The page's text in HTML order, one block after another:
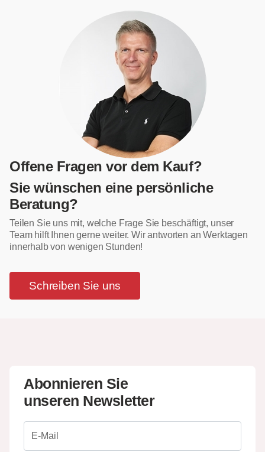
Offene Fragen vor dem Kauf?
Sie wünschen eine persönliche
Beratung?
Teilen Sie uns mit, welche Frage Sie beschäftigt, unser
Team hilft Ihnen gerne weiter. Wir antworten an Werktagen
innerhalb von wenigen Stunden!
Schreiben Sie uns
Abonnieren Sie
unseren Newsletter